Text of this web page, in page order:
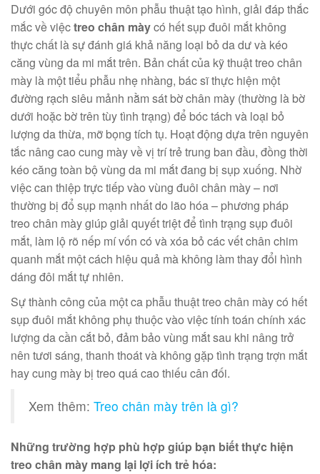
Dưới góc độ chuyên môn phẫu thuật tạo hình, giải đáp thắc
mắc về việctreo chân màycó hết sụp đuôi mắt không
thực chất là sự đánh giá khả năng loại bỏ da dư và kéo
căng vùng da mi mắt trên. Bản chất của kỹ thuật treo chân
mày là một tiểu phẫu nhẹ nhàng, bác sĩ thực hiện một
đường rạch siêu mảnh nằm sát bờ chân mày (thường là bờ
dưới hoặc bờ trên tùy tình trạng) để bóc tách và loại bỏ
lượng da thừa, mỡ bọng tích tụ. Hoạt động dựa trên nguyên
tắc nâng cao cung mày về vị trí trẻ trung ban đầu, đồng thời
kéo căng toàn bộ vùng da mi mắt đang bị sụp xuống. Nhờ
việc can thiệp trực tiếp vào vùng đuôi chân mày – nơi
thường bị đổ sụp mạnh nhất do lão hóa – phương pháp
treo chân mày giúp giải quyết triệt để tình trạng sụp đuôi
mắt, làm lộ rõ nếp mí vốn có và xóa bỏ các vết chân chim
quanh mắt một cách hiệu quả mà không làm thay đổi hình
dáng đôi mắt tự nhiên.
Sự thành công của một ca phẫu thuật treo chân mày có hết
sụp đuôi mắt không phụ thuộc vào việc tính toán chính xác
lượng da cần cắt bỏ, đảm bảo vùng mắt sau khi nâng trở
nên tươi sáng, thanh thoát và không gặp tình trạng trợn mắt
hay cung mày bị treo quá cao thiếu cân đối.
Xem thêm: Treo chân mày trên là gì?
Những trường hợp phù hợp giúp bạn biết thực hiện
treo chân mày mang lại lợi ích trẻ hóa: